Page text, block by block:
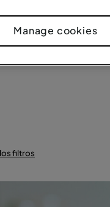
filtros
Manage cookies